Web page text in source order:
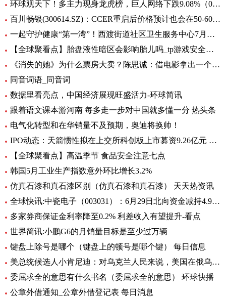
环球观天下！多主力现身龙虎榜，巨人网络下跌9.08%（06-30）
百川畅银(300614.SZ)：CCER重启后价格预计也会在50-60元/吨左右
一起守护健康“第一湾”！西渡街道社区卫生服务中心7月专病门诊一览表出炉_环球滚动
【全球聚看点】胎盘液性暗区会影响胎儿吗_tp游戏安全中心
《消失的她》为什么票房大卖？陈思诚：借电影拿出一个生活的剖面
同音词语_同音词
数据里看亮点，中国经济展现旺盛活力-环球简讯
跟着语文课本游河南 每多走一步对中国就多懂一分 热头条
电气化转型和在华销量不及预期，奥迪将换帅！
IPO动态：天箭惯性拟在上交所科创板上市募资9.26亿元 全球新动态
【全球聚看点】高温季节 食品安全注意七点
韩国5月工业生产指数意外环比增长3.2%
仿真石漆和真石漆区别（仿真石漆和真石漆） 天天热资讯
全球快讯:中瓷电子（003031）：6月29日北向资金减持4.95万股
多家券商保证金利率降至0.2% 利差收入有望提升-看点
世界简讯:小鹏G6的月销量目标是至少过万辆
键盘上除号是哪个（键盘上的顿号是哪个键） 每日信息
美总统候选人小肯尼迪：对乌克兰人民来说，美国在俄乌中扮演的角色很糟糕
委屈求全的意思有什么书名（委屈求全的意思） 环球快播
公章外借通知_公章外借登记表 每日消息